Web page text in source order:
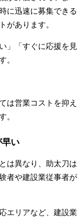
に迅速に募集できる
があります。
」「すぐに応援を見
。
は営業コストを抑え
。
早い
は異なり、助太刀は
者や建設業従事者が
エリアなど、建設業